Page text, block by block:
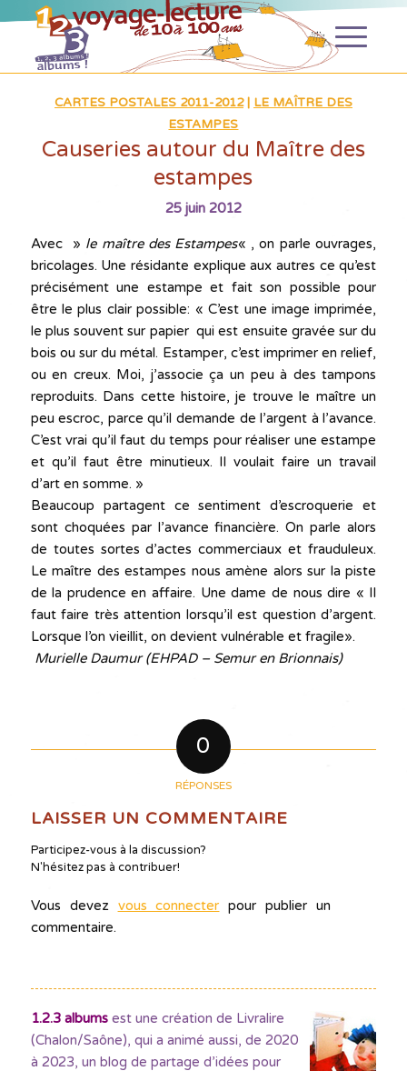
CARTES POSTALES 2011-2012| LE MAÎTRE DES
ESTAMPES
Causeries autour du Maître des
estampes
25 juin 2012
Avec » le maître des Estampes« , on parle ouvrages,
bricolages. Une résidante explique aux autres ce qu’est
précisément une estampe et fait son possible pour
être le plus clair possible: « C’est une image imprimée,
le plus souvent sur papier qui est ensuite gravée sur du
bois ou sur du métal. Estamper, c’est imprimer en relief,
ou en creux. Moi, j’associe ça un peu à des tampons
reproduits. Dans cette histoire, je trouve le maître un
peu escroc, parce qu’il demande de l’argent à l’avance.
C’est vrai qu’il faut du temps pour réaliser une estampe
et qu’il faut être minutieux. Il voulait faire un travail
d’art en somme. »
Beaucoup partagent ce sentiment d’escroquerie et
sont choquées par l’avance financière. On parle alors
de toutes sortes d’actes commerciaux et frauduleux.
Le maître des estampes nous amène alors sur la piste
de la prudence en affaire. Une dame de nous dire « Il
faut faire très attention lorsqu’il est question d’argent.
Lorsque l’on vieillit, on devient vulnérable et fragile».
Murielle Daumur (EHPAD – Semur en Brionnais)
0
RÉPONSES
LAISSER UN COMMENTAIRE
Participez-vous à la discussion?
N'hésitez pas à contribuer!
Vous devez vous connecter pour publier un
commentaire.
1.2.3 albumsest une création de Livralire
(Chalon/Saône), qui a animé aussi, de 2020
à 2023, un blog de partage d’idées pour